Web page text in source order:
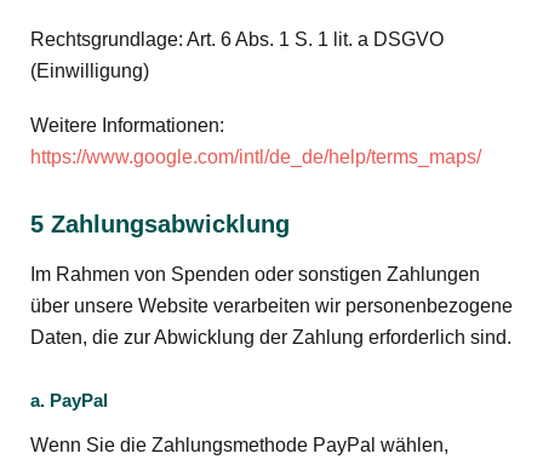
Rechtsgrundlage: Art. 6 Abs. 1 S. 1 lit. a DSGVO
(Einwilligung)
Weitere Informationen:
https://www.google.com/intl/de_de/help/terms_maps/
5 Zahlungsabwicklung
Im Rahmen von Spenden oder sonstigen Zahlungen
über unsere Website verarbeiten wir personenbezogene
Daten, die zur Abwicklung der Zahlung erforderlich sind.
a. PayPal
Wenn Sie die Zahlungsmethode PayPal wählen,